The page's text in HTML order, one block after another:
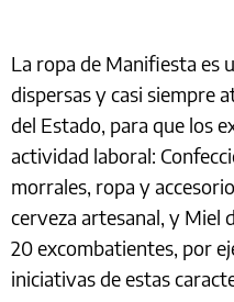
La ropa de Manifiesta es
dispersas y casi siempre
del Estado, para que los
actividad laboral:
morrales, ropa y
cerveza artesanal, y Miel
20 excombatientes, por
iniciativas de estas